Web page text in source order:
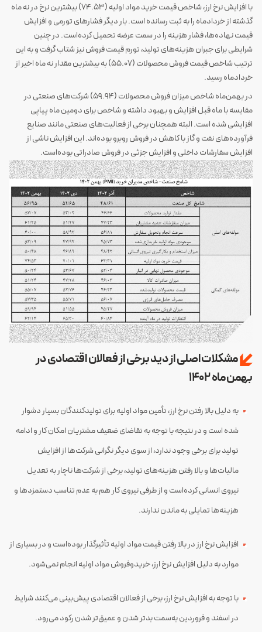
با افزایش نرخ ارز، شاخص قیمت خرید مواد اولیه (74.53) بیشترین نرخ در نه ماه
گذشته از خردادماه را به ثبت رسانده است. بار دیگر فشارهای تورمی و افزایش
قیمت نهاده‌ها، فشار هزینه را در سمت عرضه تحمیل کرده‌است. در چنین
شرایطی برای جبران هزینه‌های تولید، تورم قیمت فروش نیز شتاب گرفت و به این
ترتیب شاخص قیمت فروش محصولات (55.07) به بیشترین مقدار نه ماه اخیر از
خردادماه رسید.
در بهمن‌ماه شاخص میزان فروش محصولات (59.94) شرکت‌های صنعتی در
مقایسه با ماه قبل افزایش و بهبود داشته و شاخص برای دومین ماه پیاپی
افزایشی شده است. البته همچنان برخی از فعالیت‌های صنعتی مانند صنایع
فرآورده‌های نفت و گاز با کاهش در فروش روبرو بوده‌اند. این افزایش ناشی از
افزایش سفارشات داخلی و افزایش جزئی در فروش صادراتی بوده‌است.
مشکلات اصلی از دید برخی از فعالان اقتصادی در
بهمن‌ماه ۱۴۰۲
به دلیل بالا رفتن نرخ ارز، تأمین مواد اولیه برای تولیدکنندگان بسیار دشوار
شده است و در نتیجه با توجه به تقاضای ضعیف مشتریان امکان کار و ادامه
تولید برای برخی وجود ندارد، از سوی دیگر نگرانی شرکت‌ها از افزایش
مالیات‌ها و بالا رفتن هزینه‌های تولید، برخی از شرکت‌ها ناچار به تعدیل
نیروی انسانی کرده‌است و از طرفی نیروی کار هم به عدم تناسب دستمزدها و
هزینه‌ها تمایلی به ماندن ندارند.
افزایش نرخ ارز در بالا رفتن قیمت مواد اولیه تأثیرگذار بوده‌است و در بسیاری از
موارد به دلیل افزایش نرخ ارز، خریدوفروش مواد اولیه انجام نمی‌شود.
با توجه به افزایش نرخ ارز، برخی از فعالان اقتصادی پیش‌بینی می‌کنند شرایط
در اسفند و فروردین به‌سمت بدتر شدن و عمیق‌تر شدن رکود می‌رود.